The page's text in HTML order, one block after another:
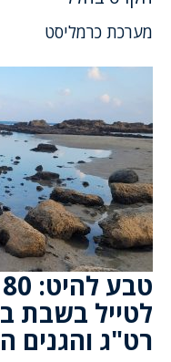
מערכת כרמליסט
לטייל בשבת
רט"ג והגנים